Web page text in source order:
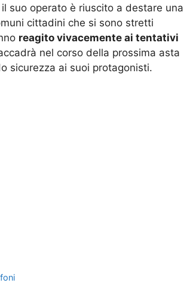
suo operato è riuscito a destare una
cittadini che si sono stretti
reagito vivacemente ai tentativi
nel corso della prossima asta
sicurezza ai suoi protagonisti.